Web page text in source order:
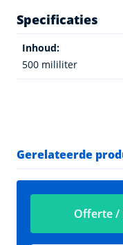
Specificaties
Inhoud:
500 mililiter
Gerelateerde
Offerte /